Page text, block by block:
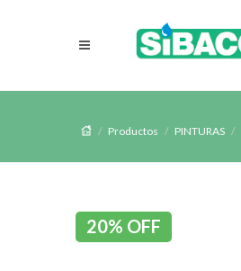
Productos PINTURAS
20% OFF